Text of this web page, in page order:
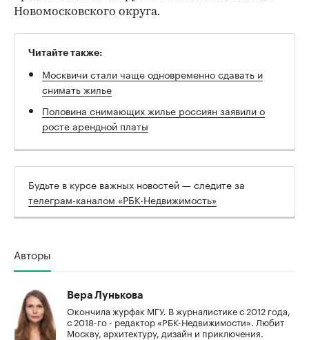
Новомосковского округа.
Читайте также:
Москвичи стали чаще одновременно сдавать и
снимать жилье
Половина снимающих жилье россиян заявили о
росте арендной платы
Будьте в курсе важных новостей — следите за
телеграм-каналом «РБК-Недвижимость»
Авторы
Вера Лунькова
Окончила журфак МГУ. В журналистике с 2012 года,
с 2018-го - редактор «РБК-Недвижимости». Любит
Москву, архитектуру, дизайн и приключения.